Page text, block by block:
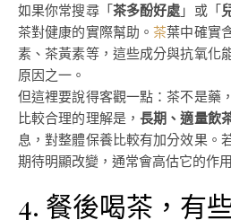
如果你常搜尋「茶多酚好處 」或「
茶對健康的實際幫助。茶葉中確實
素、茶黃素等，這些成分與抗氧化
原因之一。
但這裡要說得客觀一點：茶不是藥
比較合理的理解是，長期、適量飲
息，對整體保養比較有加分效果。
期待明顯改變，通常會高估它的作
4. 餐後喝茶，有